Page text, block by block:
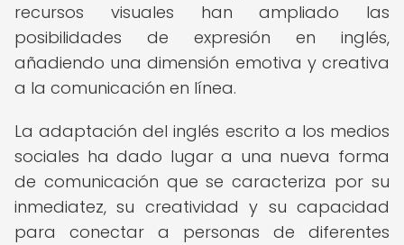
recursos visuales han ampliado las
posibilidades de expresión en inglés,
añadiendo una dimensión emotiva y creativa
a la comunicación en línea.
La adaptación del inglés escrito a los medios
sociales ha dado lugar a una nueva forma
de comunicación que se caracteriza por su
inmediatez, su creatividad y su capacidad
para conectar a personas de diferentes